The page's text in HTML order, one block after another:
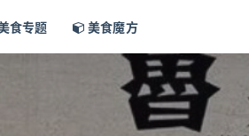
食专题 美食魔方